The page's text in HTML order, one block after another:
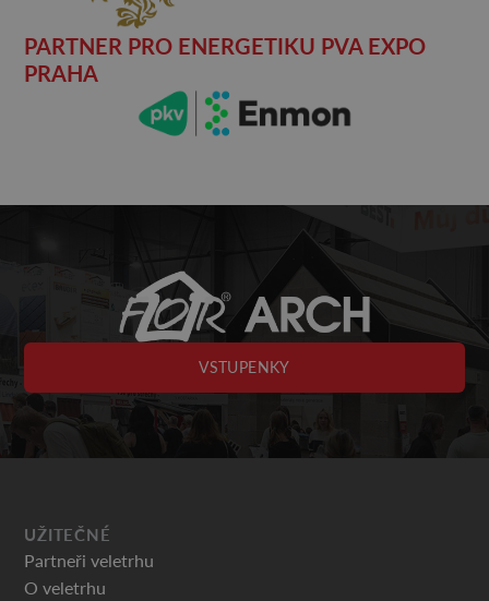
PARTNER PRO ENERGETIKU PVA EXPO
PRAHA
VSTUPENKY
UŽITEČNÉ
Partneři veletrhu
O veletrhu